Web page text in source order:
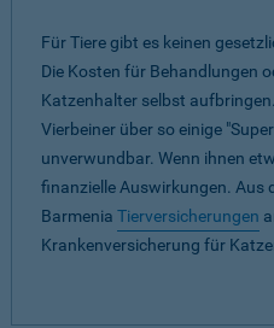
Für Tiere gibt es keinen
Die Kosten für Behandlungen
Katzenhalter selbst
Vierbeiner über so einige
unverwundbar. Wenn ihnen
finanzielle Auswirkungen. Aus
Barmenia Tierversicherungen
Krankenversicherung für